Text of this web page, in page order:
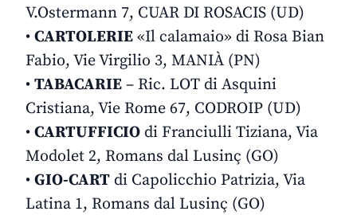
V.Ostermann 7, CUAR DI ROSACIS (UD)
• CARTOLERIE «Il calamaio» di Rosa Bian
Fabio, Vie Virgilio 3, MANIÀ (PN)
• TABACARIE – Ric. LOT di Asquini
Cristiana, Vie Rome 67, CODROIP (UD)
• CARTUFFICIO di Franciulli Tiziana, Via
Modolet 2, Romans dal Lusinç (GO)
• GIO-CART di Capolicchio Patrizia, Via
Latina 1, Romans dal Lusinç (GO)